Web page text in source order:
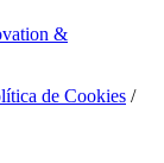
&
de Cookies /